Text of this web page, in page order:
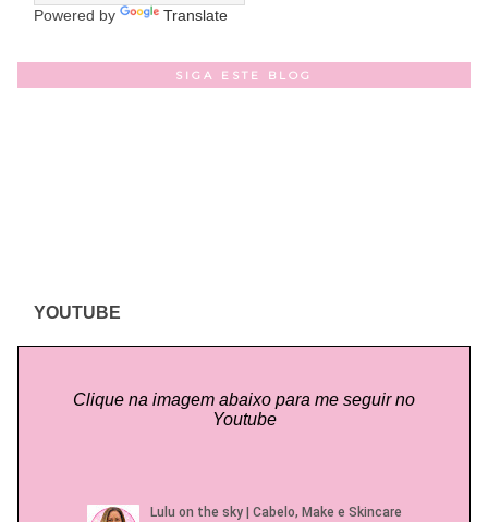
Powered by Translate
SIGA ESTE BLOG
YOUTUBE
Clique na imagem abaixo para me seguir no
Youtube